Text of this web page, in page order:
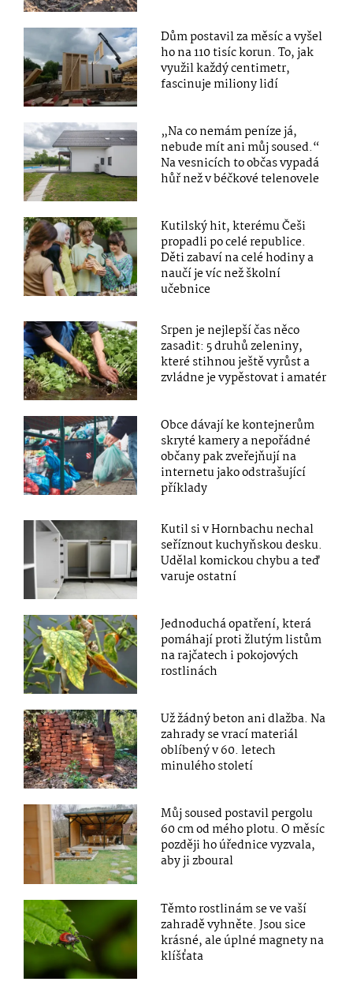
Dům postavil za měsíc a vyšel
ho na 110 tisíc korun. To, jak
využil každý centimetr,
fascinuje miliony lidí
„Na co nemám peníze já,
nebude mít ani můj soused.“
Na vesnicích to občas vypadá
hůř než v béčkové telenovele
Kutilský hit, kterému Češi
propadli po celé republice.
Děti zabaví na celé hodiny a
naučí je víc než školní
učebnice
Srpen je nejlepší čas něco
zasadit: 5 druhů zeleniny,
které stihnou ještě vyrůst a
zvládne je vypěstovat i amatér
Obce dávají ke kontejnerům
skryté kamery a nepořádné
občany pak zveřejňují na
internetu jako odstrašující
příklady
Kutil si v Hornbachu nechal
seříznout kuchyňskou desku.
Udělal komickou chybu a teď
varuje ostatní
Jednoduchá opatření, která
pomáhají proti žlutým listům
na rajčatech i pokojových
rostlinách
Už žádný beton ani dlažba. Na
zahrady se vrací materiál
oblíbený v 60. letech
minulého století
Můj soused postavil pergolu
60 cm od mého plotu. O měsíc
později ho úřednice vyzvala,
aby ji zboural
Těmto rostlinám se ve vaší
zahradě vyhněte. Jsou sice
krásné, ale úplné magnety na
klíšťata